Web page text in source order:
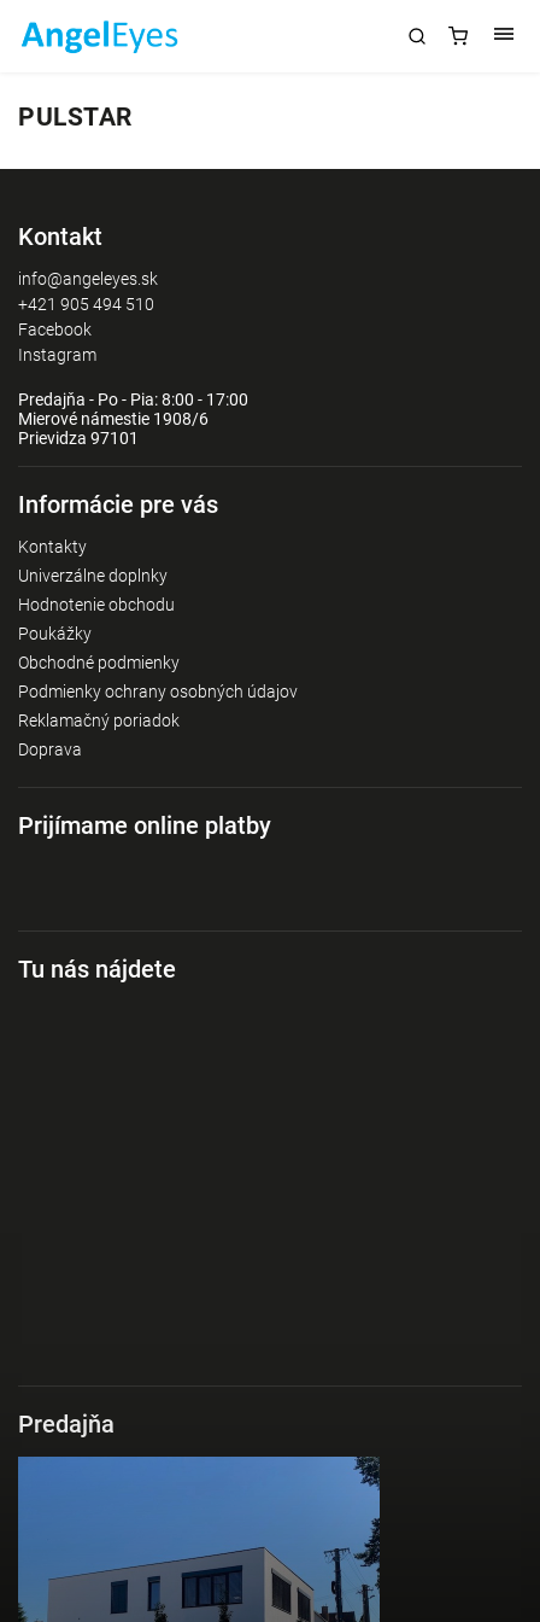
PULSTAR
Kontakt
info@angeleyes.sk
+421 905 494 510
Facebook
Instagram
Predajňa - Po - Pia: 8:00 - 17:00
Mierové námestie 1908/6
Prievidza 97101
Informácie pre vás
Kontakty
Univerzálne doplnky
Hodnotenie obchodu
Poukážky
Obchodné podmienky
Podmienky ochrany osobných údajov
Reklamačný poriadok
Doprava
Prijímame online platby
Tu nás nájdete
Predajňa